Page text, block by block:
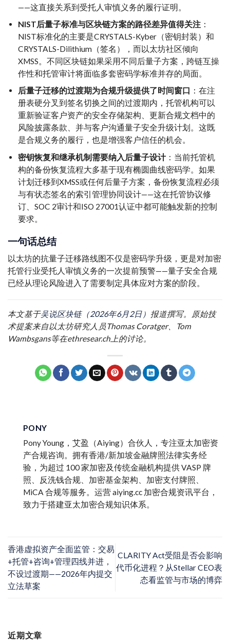
近期文章
——这直接关系到受托人审慎义务的履行证明。
NIST后量子标准与区块链方案的路径差异值得关注 ：
NIST标准化的主要是CRYSTALS-Kyber（密钥封装）和
CRYSTALS-Dilithium（签名），而以太坊社区倾向
XMSS。不同区块链如果采用不同后量子方案，跨链互操
作性和托管审计将面临多套密码学标准并存的局面。
后量子迁移的过渡期为合规升级提供了时间窗口
：在注
册表硬分叉到签名切换之间的过渡期内，托管机构可以
重新验证客户资产的安全存储架构、更新合规文档中的
风险披露条款、并与客户沟通量子安全升级计划。这既
是合规义务的履行，也是增强客户信任的机会。
密钥恢复和继承机制需要纳入后量子设计：当前托管机
构的备份恢复流程大多基于现有椭圆曲线密码学。如果
计划迁移到XMSS或任何后量子方案，备份恢复流程必须
与有状态签名的索引管理协同设计——这在托管协议修
订、SOC 2审计和ISO 27001认证中都可能触发新的控制
要求。
一句话总结
以太坊的抗量子迁移路线图不仅是密码学升级，更是对加密
托管行业受托人审慎义务的一次提前预警——量子安全合规
已经从理论风险进入了需要制定具体应对方案的阶段。
本文基于吴说区块链（2026年6月2日） 报道撰写。原始技
术提案来自以太坊研究人员Thomas Coratger、Tom
Wambsgans等在ethresear.ch上的讨论。
PONY
Pony Young，艾盈（Aiying）合伙人，专注亚太加密资
产合规咨询。拥有香港/新加坡金融牌照法律实务经
验，为超过 100 家加密及传统金融机构提供 VASP 牌
照、反洗钱合规、加密基金架构、加密支付牌照、
MiCA 合规等服务。运营 aiying.cc 加密合规资讯平台，
致力于搭建亚太加密合规知识体系。
香港虚拟资产全面监管：交易
+托管+咨询+管理四线并进，
不设过渡期——2026年内提交
立法草案
CLARITY Act受阻是否会影响
代币化进程？从Stellar CEO表
态看监管与市场的博弈